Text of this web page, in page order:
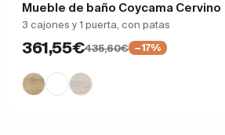
Mueble de baño Coycama Cervino
3 cajones y 1 puerta, con patas
361,55€435,60€ −17%